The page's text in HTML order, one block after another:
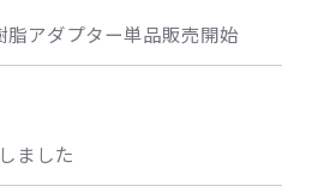
アダプター単品販売開始
ました